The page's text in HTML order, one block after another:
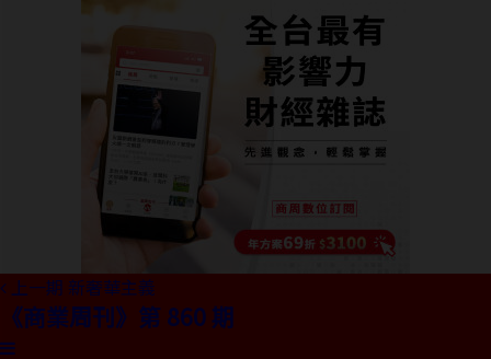
上一期 新奢華主義
《商業周刊》第 860 期